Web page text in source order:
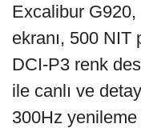
Excalibur G920,
ekranı, 500 NIT
DCI-P3 renk
ile canlı ve
300Hz yenileme